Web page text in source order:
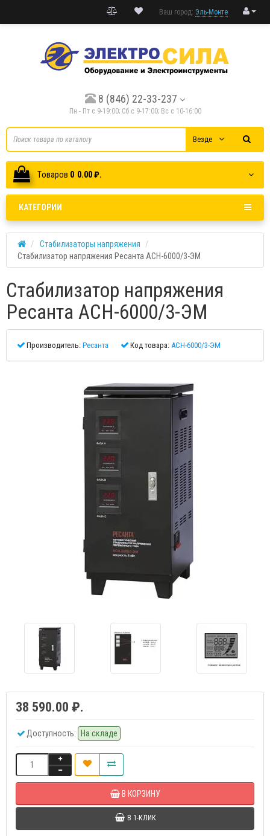
Ваш город: Эль-Монте
8 (846) 22-33-237
Пн - Пт с 9-19:00; Cб с 9-17:00; Вс с 10-16:00
Везде
Tоваров 0 0.00 ₽.
КАТЕГОРИИ
Стабилизаторы напряжения
Стабилизатор напряжения Ресанта АСН-6000/3-ЭМ
Стабилизатор напряжения
Ресанта АСН-6000/3-ЭМ
Производитель: Ресанта Код товара: АСН-6000/3-ЭМ
38 590.00 ₽.
Доступность: На складе
В КОРЗИНУ
В 1-КЛИК